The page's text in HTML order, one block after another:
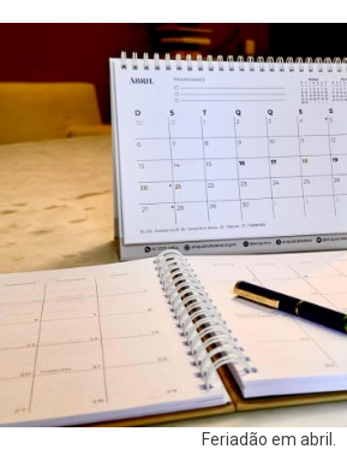
Feriadão em abril.